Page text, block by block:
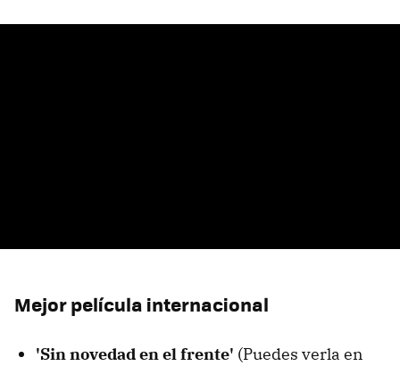
Mejor película internacional
'Sin novedad en el frente' (Puedes verla en